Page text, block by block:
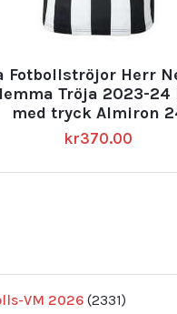
Fotbollströjor Herr
Tröja 2023-
med tryck Almiron
kr370.00
VM 2026 2331